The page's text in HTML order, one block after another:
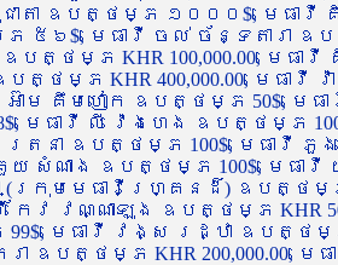
ជាតា ឧបត្ថម្ភ ១០០០$, មេធាវី
ភ ៥៦$, មេធាវី ចល់ ច័ន្ទតារា
ត្ថម្ភ KHR 100,000.00, មេធា
ថម្ភ KHR 400,000.00, មេធាវី វ៉
ាម គឹមហៀក ឧបត្ថម្ភ 50$, មេធា
មេធាវី លី វ៉េងហេង ឧបត្ថម្ភ
តនា ឧបត្ថម្ភ 100$, មេធាវី ភួង
យ សំណាង ឧបត្ថម្ភ 100$, មេធា
រុមមេធាវីហ្គ្រេនដ៏) ឧបត្ថម្ភ
ែវ វណ្ណាឡុង ឧបត្ថម្ភ KHR
មេធាវី វង្ស រដ្ឋា ឧបត្ថម្ភ
ឧបត្ថម្ភ KHR 200,000.00, មេធ